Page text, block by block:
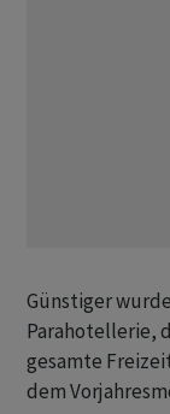
Günstiger
Parahotellerie,
gesamte
dem